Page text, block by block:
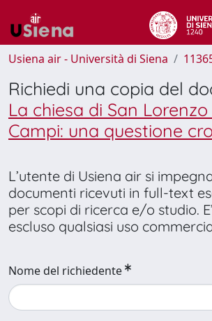
Usiena air - Università di Siena
Richiedi una copia del
La chiesa di San
Campi: una questione
L’utente di Usiena air si
documenti ricevuti in full-text
per scopi di ricerca e/o studio.
escluso qualsiasi uso
Nome del richiedente